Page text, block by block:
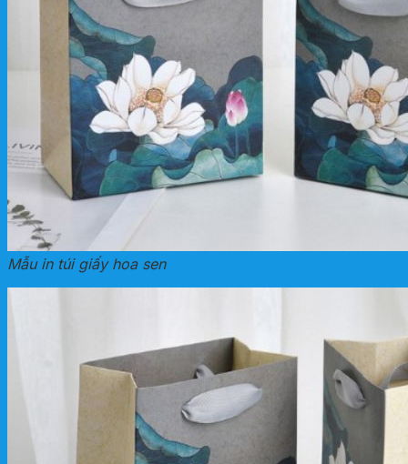
Mẫu in túi giấy hoa sen